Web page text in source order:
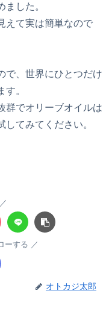
した。
えて実は簡単なので
で、世界にひとつだけ
。
群でオリーブオイルは
てみてください。
ーする
オトカジ太郎